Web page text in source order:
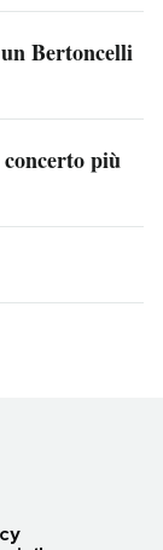
Bertoncelli
più